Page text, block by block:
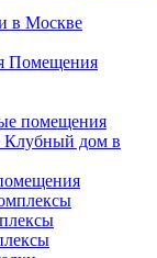
в Москве
Помещения
помещения
Клубный дом в